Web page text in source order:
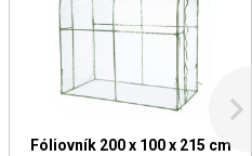
Fóliovník 200 x 100 x 215 cm